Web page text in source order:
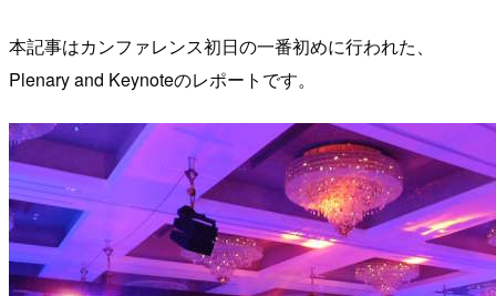
本記事はカンファレンス初日の一番初めに行われた、
Plenary and Keynoteのレポートです。